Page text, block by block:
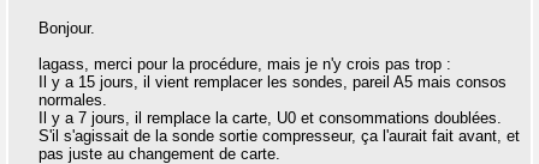
Bonjour.
lagass, merci pour la procédure, mais je n'y crois pas trop :
Il y a 15 jours, il vient remplacer les sondes, pareil A5 mais consos
normales.
Il y a 7 jours, il remplace la carte, U0 et consommations doublées.
S'il s'agissait de la sonde sortie compresseur, ça l'aurait fait avant, et
pas juste au changement de carte.